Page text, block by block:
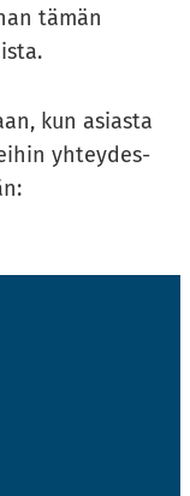
tämän
kun asias­ta
yh­tey­des­